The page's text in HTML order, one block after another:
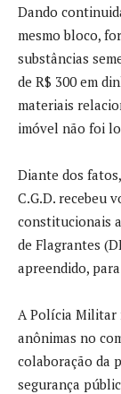
Dando
mesmo bloco,
substâncias
de R$ 300 em
materiais
imóvel não foi
Diante dos
C.G.D. recebeu
constitucionais
de Flagrantes
apreendido,
A Polícia Militar
anônimas no
colaboração da
segurança